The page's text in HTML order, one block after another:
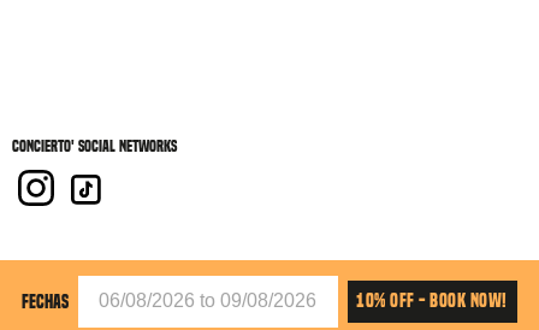
Concierto' social networks
FECHAS 10% OFF - BOOK NOW!